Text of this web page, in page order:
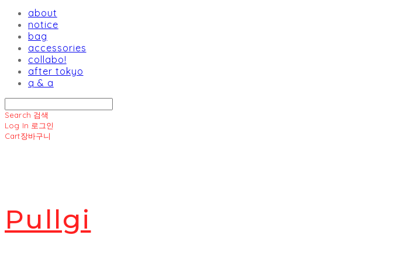
about
notice
bag
accessories
collabo!
after tokyo
q & a
Search 검색
Log In 로그인
Cart장바구니
Pullgi